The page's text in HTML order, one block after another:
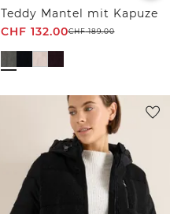
Teddy Mantel mit Kapuze
CHF 132.00CHF189.00